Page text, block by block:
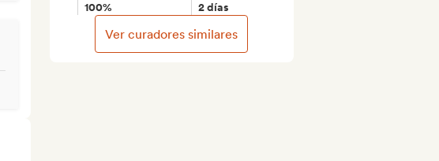
100% 2 días
Ver curadores similares